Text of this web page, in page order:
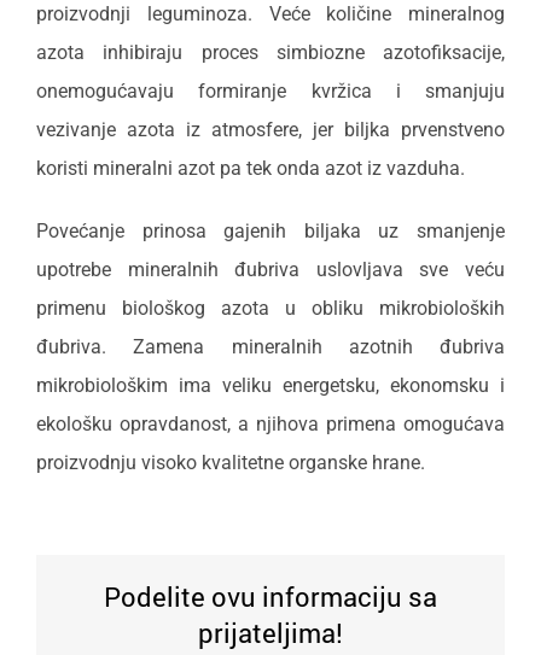
proizvodnji leguminoza. Veće količine mineralnog
azota inhibiraju proces simbiozne azotofiksacije,
onemogućavaju formiranje kvržica i smanjuju
vezivanje azota iz atmosfere, jer biljka prvenstveno
koristi mineralni azot pa tek onda azot iz vazduha.
Povećanje prinosa gajenih biljaka uz smanjenje
upotrebe mineralnih đubriva uslovljava sve veću
primenu biološkog azota u obliku mikrobioloških
đubriva. Zamena mineralnih azotnih đubriva
mikrobiološkim ima veliku energetsku, ekonomsku i
ekološku opravdanost, a njihova primena omogućava
proizvodnju visoko kvalitetne organske hrane.
Podelite ovu informaciju sa
prijateljima!